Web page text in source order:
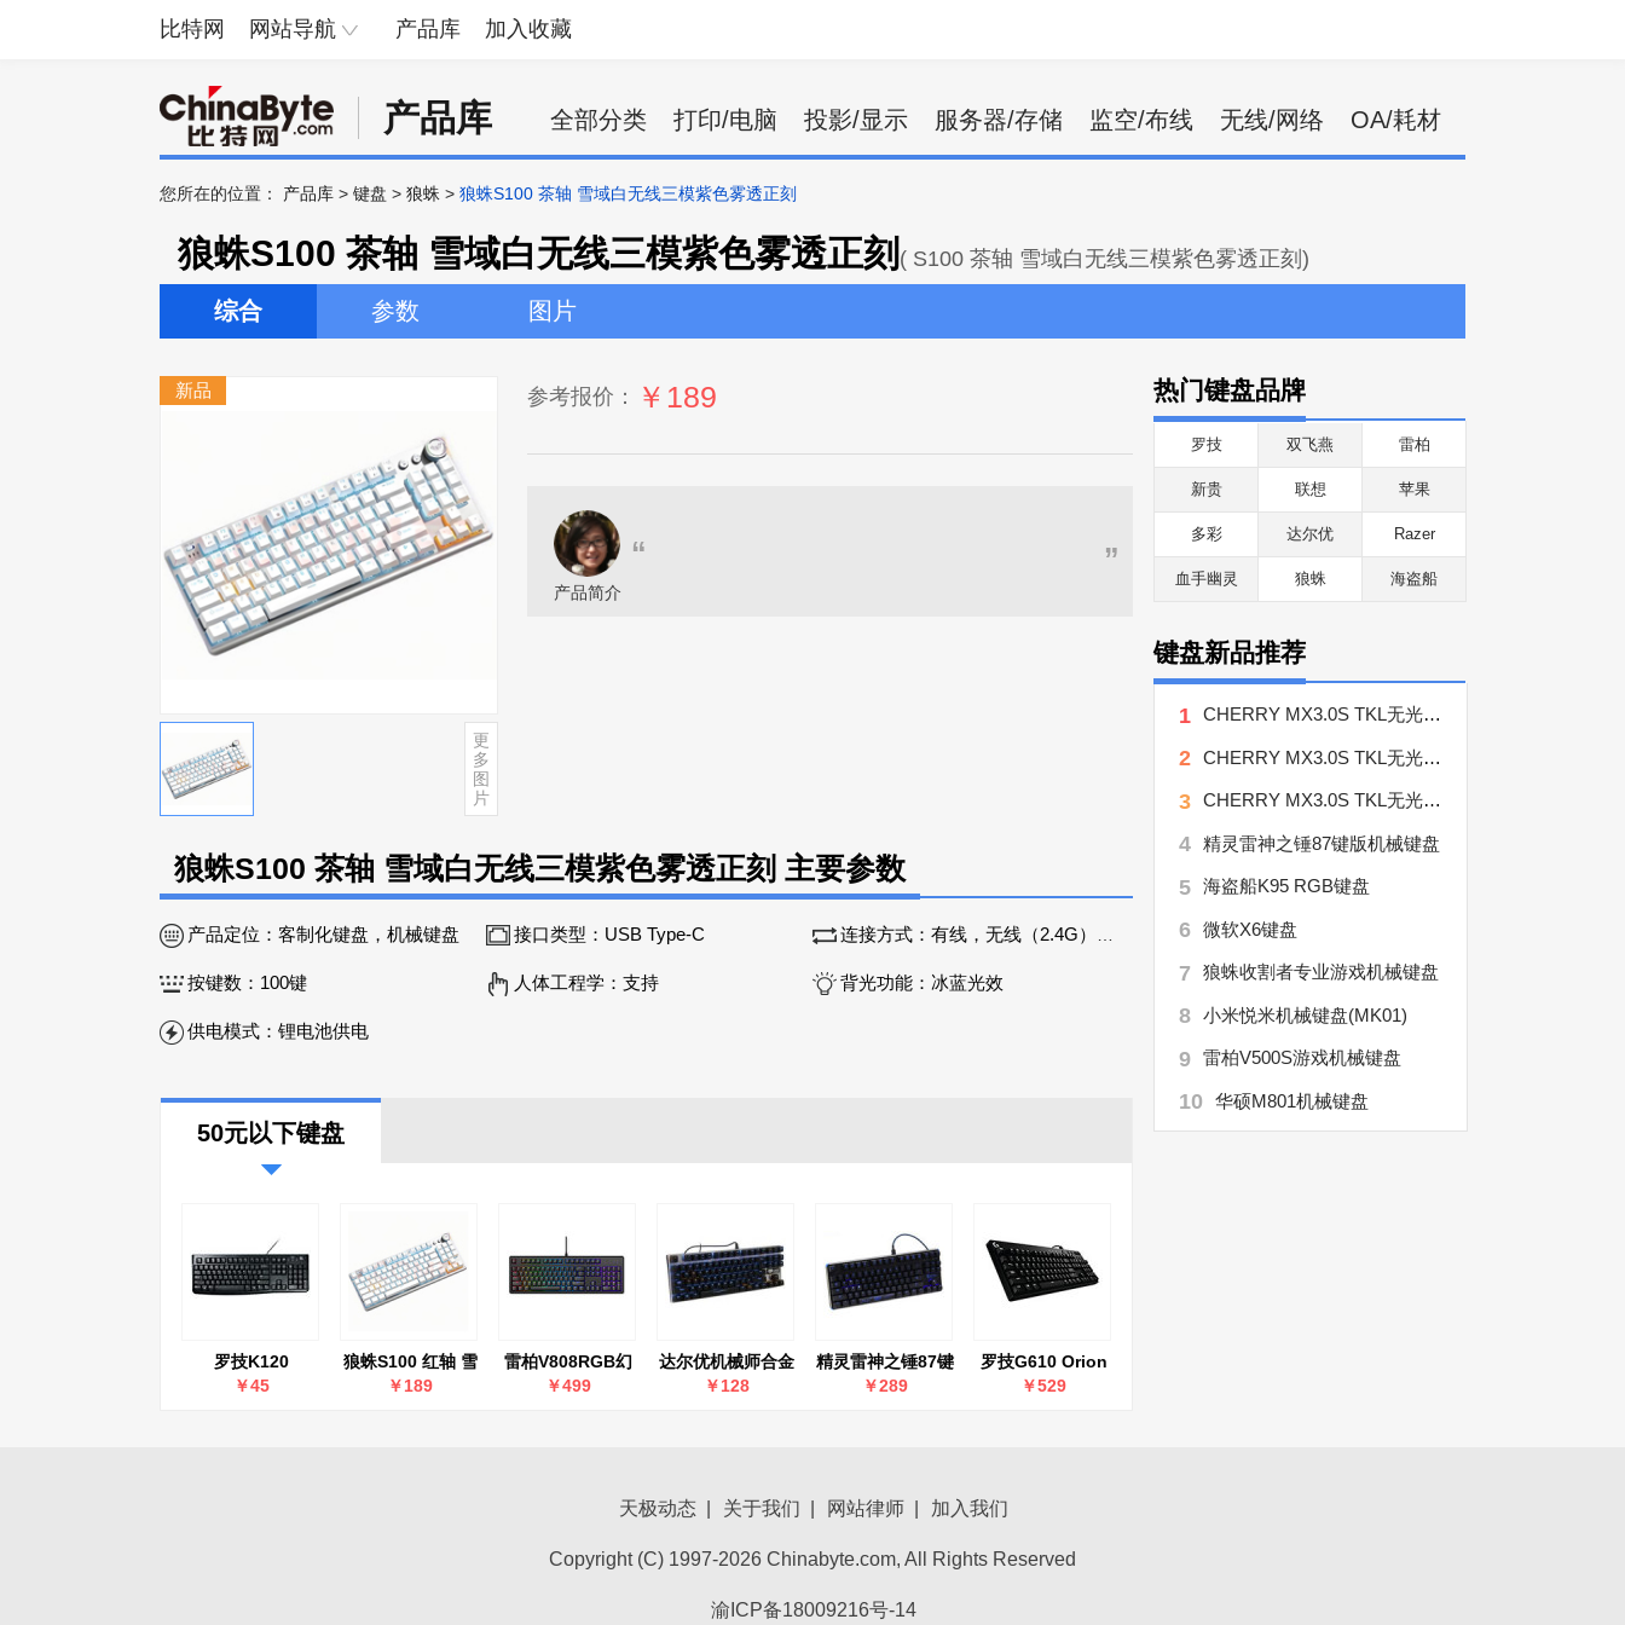
比特网 网站导航 产品库 加入收藏
产品库 全部分类 打印/电脑 投影/显示 服务器/存储 监空/布线 无线/网络 OA/耗材
您所在的位置： 产品库 > 键盘 > 狼蛛 > 狼蛛S100 茶轴 雪域白无线三模紫色雾透正刻
狼蛛S100 茶轴 雪域白无线三模紫色雾透正刻 ( S100 茶轴 雪域白无线三模紫色雾透正刻)
综合 参数 图片
新品
更
多
图
片
参考报价： ￥189
产品简介
“ ”
狼蛛S100 茶轴 雪域白无线三模紫色雾透正刻 主要参数
产品定位： 客制化键盘，机械键盘 接口类型： USB Type-C 连接方式： 有线，无线（2.4G），蓝牙
按键数： 100键 人体工程学： 支持 背光功能： 冰蓝光效
供电模式： 锂电池供电
50元以下键盘
罗技K120
￥45
狼蛛S100 红轴 雪
域白无线三模绿色
￥189
雷柏V808RGB幻
彩背光游戏机械键
￥499
达尔优机械师合金
版机械键盘(87键)
￥128
精灵雷神之锤87键
版机械键盘
￥289
罗技G610 Orion
游戏机械键盘
￥529
热门键盘品牌
罗技 双飞燕 雷柏
新贵 联想 苹果
多彩 达尔优 Razer
血手幽灵 狼蛛 海盗船
键盘新品推荐
1 CHERRY MX3.0S TKL无光有线键盘 红轴
2 CHERRY MX3.0S TKL无光有线键盘 茶轴
3 CHERRY MX3.0S TKL无光有线键盘 青轴
4 精灵雷神之锤87键版机械键盘
5 海盗船K95 RGB键盘
6 微软X6键盘
7 狼蛛收割者专业游戏机械键盘
8 小米悦米机械键盘(MK01)
9 雷柏V500S游戏机械键盘
10 华硕M801机械键盘
天极动态 关于我们 网站律师 加入我们
Copyright (C) 1997-2026 Chinabyte.com, All Rights Reserved
渝ICP备18009216号-14